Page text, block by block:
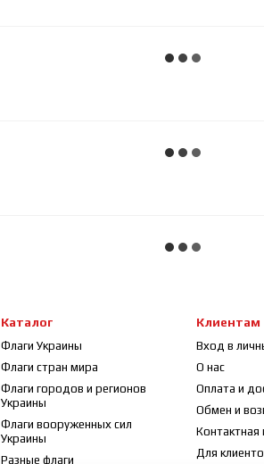
Каталог
Флаги Украины
Флаги стран мира
Флаги городов и регионов
Украины
Флаги вооруженных сил
Украины
Разные флаги
Клиентам
Вход в
О нас
Оплата и
Обмен и
Для